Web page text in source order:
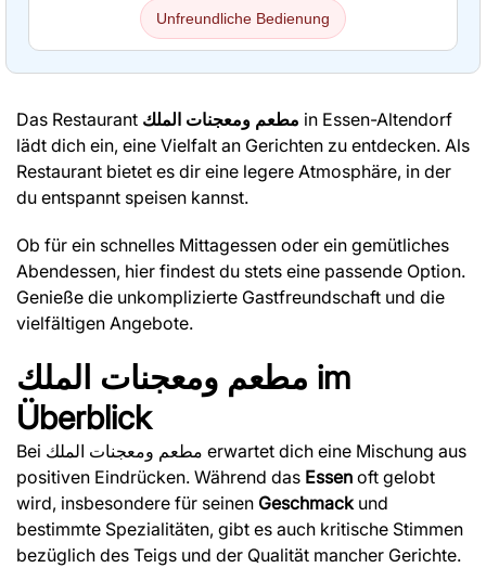
Unfreundliche Bedienung
Das Restaurant مطعم ومعجنات الملك in Essen-Altendorf
lädt dich ein, eine Vielfalt an Gerichten zu entdecken. Als
Restaurant bietet es dir eine legere Atmosphäre, in der
du entspannt speisen kannst.
Ob für ein schnelles Mittagessen oder ein gemütliches
Abendessen, hier findest du stets eine passende Option.
Genieße die unkomplizierte Gastfreundschaft und die
vielfältigen Angebote.
مطعم ومعجنات الملك im
Überblick
Bei مطعم ومعجنات الملك erwartet dich eine Mischung aus
positiven Eindrücken. Während das Essen oft gelobt
wird, insbesondere für seinen Geschmackund
bestimmte Spezialitäten, gibt es auch kritische Stimmen
bezüglich des Teigs und der Qualität mancher Gerichte.